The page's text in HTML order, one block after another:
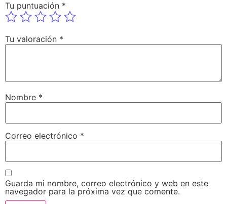
Tu puntuación *
Tu valoración *
Nombre *
Correo electrónico *
Guarda mi nombre, correo electrónico y web en este
navegador para la próxima vez que comente.